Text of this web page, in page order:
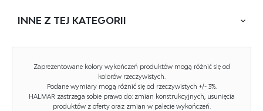
Styl wykonania: nowoczesny
Tapicerka kolor: czarny
H-100 (JY1996)
Zaprezentowane kolory wykończeń produktów mogą różnić się od
kolorów rzeczywistych.
Podane wymiary mogą różnić się od rzeczywistych +/- 3%.
HALMAR zastrzega sobie prawo do: zmian konstrukcyjnych, usunięcia
produktów z oferty oraz zmian w palecie wykończeń.
INNE Z TEJ KATEGORII